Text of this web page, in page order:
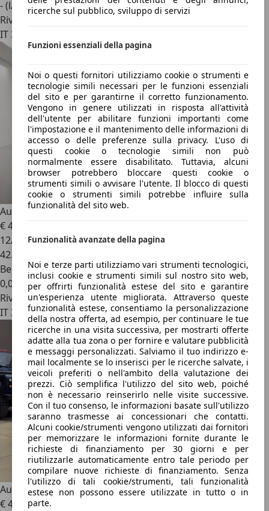
ricerche sul pubblico, sviluppo di servizi
Funzioni essenziali della pagina
Noi o questi fornitori utilizziamo cookie o strumenti e
tecnologie simili necessari per le funzioni essenziali
del sito e per garantirne il corretto funzionamento.
Vengono in genere utilizzati in risposta all'attività
dell'utente per abilitare funzioni importanti come
l'impostazione e il mantenimento delle informazioni di
accesso o delle preferenze sulla privacy. L'uso di
questi cookie o tecnologie simili non può
normalmente essere disabilitato. Tuttavia, alcuni
browser potrebbero bloccare questi cookie o
strumenti simili o avvisare l'utente. Il blocco di questi
cookie o strumenti simili potrebbe influire sulla
funzionalità del sito web.
Funzionalità avanzate della pagina
Noi e terze parti utilizziamo vari strumenti tecnologici,
inclusi cookie e strumenti simili sul nostro sito web,
per offrirti funzionalità estese del sito e garantire
un'esperienza utente migliorata. Attraverso queste
funzionalità estese, consentiamo la personalizzazione
della nostra offerta, ad esempio, per continuare le tue
ricerche in una visita successiva, per mostrarti offerte
adatte alla tua zona o per fornire e valutare pubblicità
e messaggi personalizzati. Salviamo il tuo indirizzo e-
mail localmente se lo inserisci per le ricerche salvate, i
veicoli preferiti o nell'ambito della valutazione dei
prezzi. Ciò semplifica l'utilizzo del sito web, poiché
non è necessario reinserirlo nelle visite successive.
Con il tuo consenso, le informazioni basate sull'utilizzo
saranno trasmesse ai concessionari che contatti.
Alcuni cookie/strumenti vengono utilizzati dai fornitori
per memorizzare le informazioni fornite durante le
richieste di finanziamento per 30 giorni e per
riutilizzarle automaticamente entro tale periodo per
compilare nuove richieste di finanziamento. Senza
l'utilizzo di tali cookie/strumenti, tali funzionalità
estese non possono essere utilizzate in tutto o in
parte.
- (l/100 km)
Rivenditore
IT 36051
Audi RS3rs3 SPB TFSI quattro S tronic
€ 48.500
12/2021
42.073 km
Benzina
0,0 l/100 km (comb.)
Rivenditore
IT 36022
Audi RS3SPB TFSI quattro S tronic *IVA ESPOSTA*
€ 49.8001€ 52.900,-